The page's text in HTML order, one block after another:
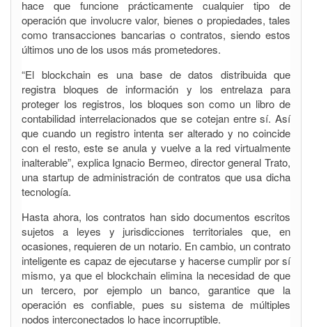
hace que funcione prácticamente cualquier tipo de
operación que involucre valor, bienes o propiedades, tales
como transacciones bancarias o contratos, siendo estos
últimos uno de los usos más prometedores.
“El blockchain es una base de datos distribuida que
registra bloques de información y los entrelaza para
proteger los registros, los bloques son como un libro de
contabilidad interrelacionados que se cotejan entre sí. Así
que cuando un registro intenta ser alterado y no coincide
con el resto, este se anula y vuelve a la red virtualmente
inalterable”, explica Ignacio Bermeo, director general Trato,
una startup de administración de contratos que usa dicha
tecnología.
Hasta ahora, los contratos han sido documentos escritos
sujetos a leyes y jurisdicciones territoriales que, en
ocasiones, requieren de un notario. En cambio, un contrato
inteligente es capaz de ejecutarse y hacerse cumplir por sí
mismo, ya que el blockchain elimina la necesidad de que
un tercero, por ejemplo un banco, garantice que la
operación es confiable, pues su sistema de múltiples
nodos interconectados lo hace incorruptible.